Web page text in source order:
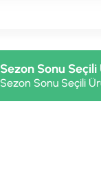
Sezon Sonu
Sezon Sonu Seçili